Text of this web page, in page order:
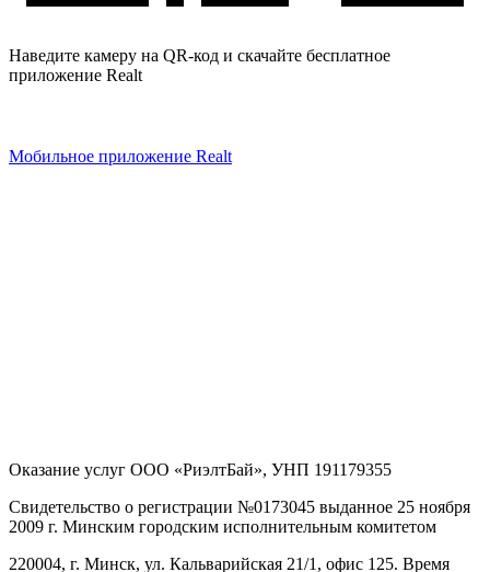
Наведите камеру на QR-код и скачайте бесплатное
приложение Realt
Мобильное приложение Realt
Оказание услуг ООО «РиэлтБай», УНП 191179355
Свидетельство о регистрации №0173045 выданное 25 ноября
2009 г. Минским городским исполнительным комитетом
220004, г. Минск, ул. Кальварийская 21/1, офис 125. Время